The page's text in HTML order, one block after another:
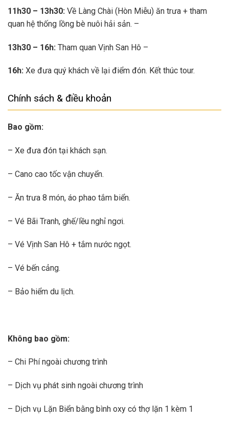
11h30 – 13h30: Về Làng Chài (Hòn Miễu) ăn trưa + tham
quan hệ thống lồng bè nuôi hải sản. –
13h30 – 16h: Tham quan Vịnh San Hô –
16h: Xe đưa quý khách về lại điểm đón. Kết thúc tour.
Chính sách & điều khoản
Bao gồm:
– Xe đưa đón tại khách sạn.
– Cano cao tốc vận chuyển.
– Ăn trưa 8 món, áo phao tắm biển.
– Vé Bãi Tranh, ghế/lều nghỉ ngơi.
– Vé Vịnh San Hô + tắm nước ngọt.
– Vé bến cảng.
– Bảo hiểm du lịch.
Không bao gồm:
– Chi Phí ngoài chương trình
– Dịch vụ phát sinh ngoài chương trình
– Dịch vụ Lặn Biển bằng bình oxy có thợ lặn 1 kèm 1